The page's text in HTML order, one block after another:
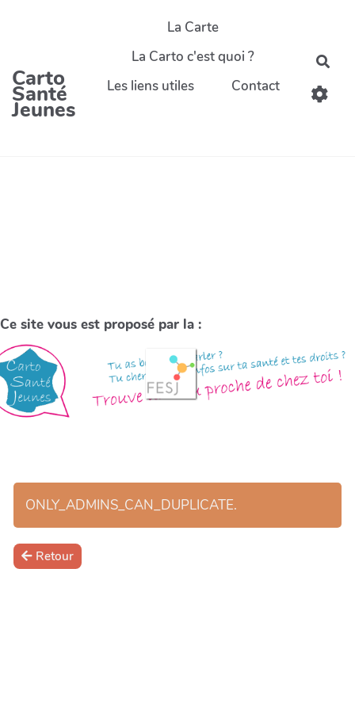
Carto
Santé
Jeunes
La Carte
La Carto c'est quoi ?
Les liens utiles
Contact
Ce site vous est proposé par la :
ONLY_ADMINS_CAN_DUPLICATE.
Retour